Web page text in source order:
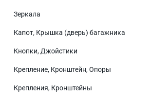
Зеркала
Капот, Крышка (дверь) багажника
Кнопки, Джойстики
Крепление, Кронштейн, Опоры
Крепления, Кронштейны